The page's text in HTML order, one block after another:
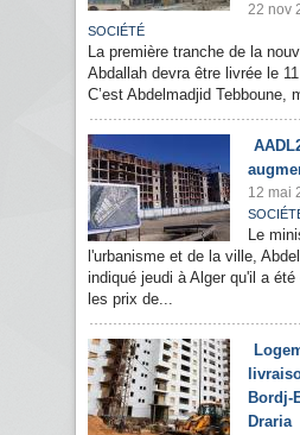
22 nov
SOCIÉTÉ
La première tranche de la
Abdallah devra être livrée le
C’est Abdelmadjid Tebboune,
12 mai
Le
l'urbanisme et de la ville,
indiqué jeudi à Alger qu'il a
les prix de...
Bordj-
Draria